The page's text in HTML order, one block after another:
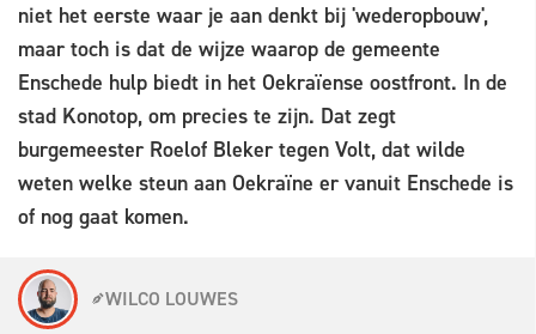
niet het eerste waar je aan denkt bij 'wederopbouw',
maar toch is dat de wijze waarop de gemeente
Enschede hulp biedt in het Oekraïense oostfront. In de
stad Konotop, om precies te zijn. Dat zegt
burgemeester Roelof Bleker tegen Volt, dat wilde
weten welke steun aan Oekraïne er vanuit Enschede is
of nog gaat komen.
WILCO LOUWES